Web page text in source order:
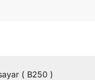
( B250 )